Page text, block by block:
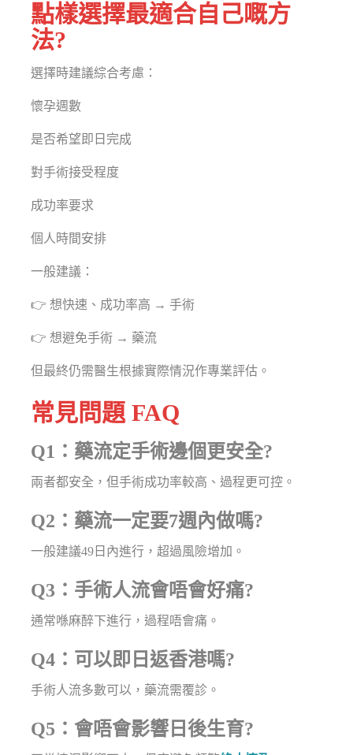
點樣選擇最適合自己嘅方
法?
選擇時建議綜合考慮：
懷孕週數
是否希望即日完成
對手術接受程度
成功率要求
個人時間安排
一般建議：
👉 想快速、成功率高 → 手術
👉 想避免手術 → 藥流
但最終仍需醫生根據實際情況作專業評估。
常見問題 FAQ
Q1：藥流定手術邊個更安全?
兩者都安全，但手術成功率較高、過程更可控。
Q2：藥流一定要7週內做嗎?
一般建議49日內進行，超過風險增加。
Q3：手術人流會唔會好痛?
通常喺麻醉下進行，過程唔會痛。
Q4：可以即日返香港嗎?
手術人流多數可以，藥流需覆診。
Q5：會唔會影響日後生育?